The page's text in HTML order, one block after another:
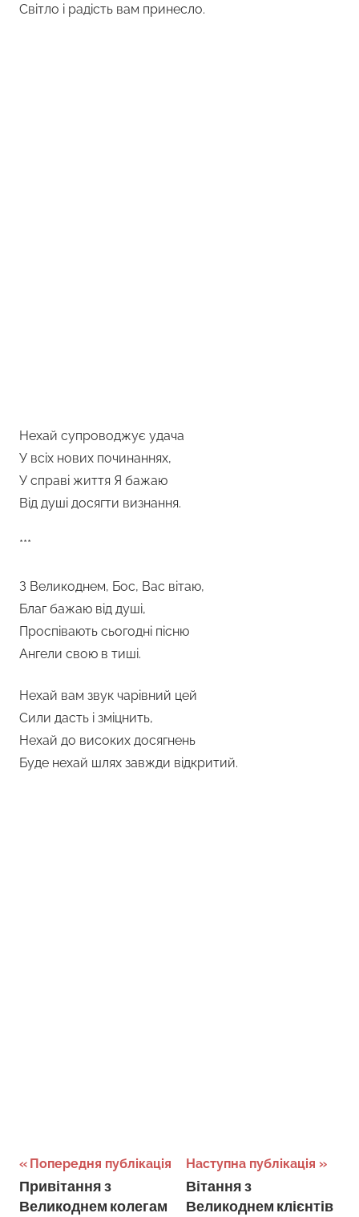
Світло і радість вам принесло.
Нехай супроводжує удача
У всіх нових починаннях,
У справі життя Я бажаю
Від душі досягти визнання.
***
З Великоднем, Бос, Вас вітаю,
Благ бажаю від душі,
Проспівають сьогодні пісню
Ангели свою в тиші.
Нехай вам звук чарівний цей
Сили дасть і зміцнить,
Нехай до високих досягнень
Буде нехай шлях завжди відкритий.
Навігація
записів
Попередня публікація
Привітання з
Великоднем колегам
Наступна публікація
Вітання з
Великоднем клієнтів